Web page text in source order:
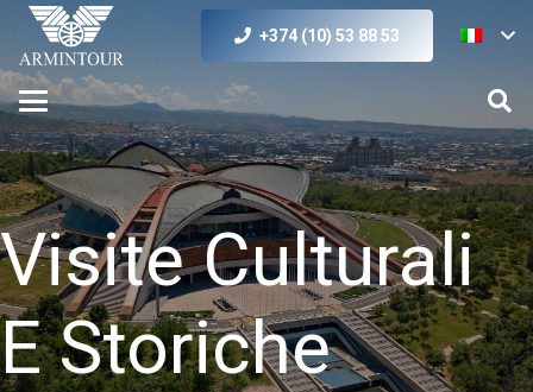
+374 (10) 53 88 53
Visite Culturali
E Storiche